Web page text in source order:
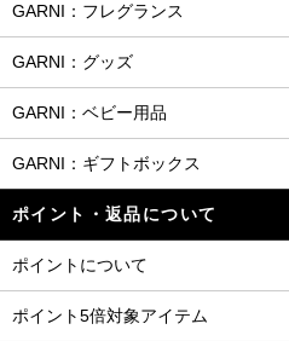
GARNI：フレグランス
GARNI：グッズ
GARNI：ベビー用品
GARNI：ギフトボックス
ポイント・返品について
ポイントについて
ポイント5倍対象アイテム